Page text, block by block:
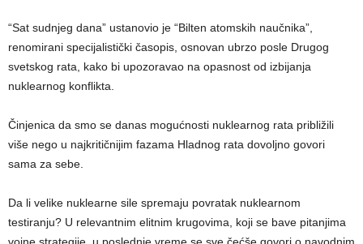
“Sat sudnjeg dana” ustanovio je “Bilten atomskih naučnika”,
renomirani specijalistički časopis, osnovan ubrzo posle Drugog
svetskog rata, kako bi upozoravao na opasnost od izbijanja
nuklearnog konflikta.
Činjenica da smo se danas mogućnosti nuklearnog rata približili
više nego u najkritičnijim fazama Hladnog rata dovoljno govori
sama za sebe.
Da li velike nuklearne sile spremaju povratak nuklearnom
testiranju? U relevantnim elitnim krugovima, koji se bave pitanjima